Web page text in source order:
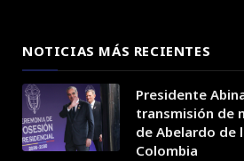
NOTICIAS MÁS RECIENTES
Presidente
transmisión de
de Abelardo de
Colombia